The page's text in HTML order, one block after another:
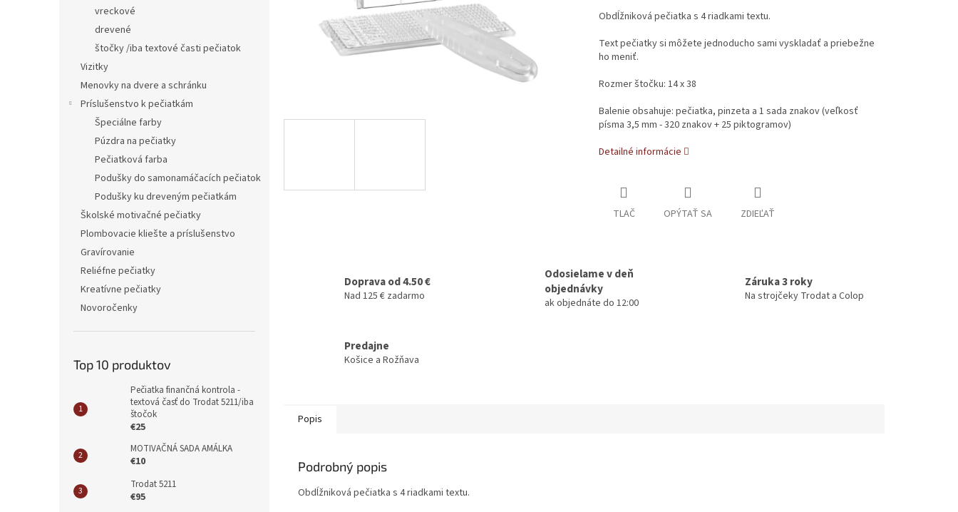
vreckové
drevené
štočky /iba textové časti pečiatok
Vizitky
Menovky na dvere a schránku
Príslušenstvo k pečiatkám
Špeciálne farby
Púzdra na pečiatky
Pečiatková farba
Podušky do samonamáčacích pečiatok
Podušky ku dreveným pečiatkám
Školské motivačné pečiatky
Plombovacie kliešte a príslušenstvo
Gravírovanie
Reliéfne pečiatky
Kreatívne pečiatky
Novoročenky
Top 10 produktov
Pečiatka finančná kontrola -
textová časť do Trodat 5211/iba
štočok
€25
MOTIVAČNÁ SADA AMÁLKA
€10
Trodat 5211
€95
Obdĺžniková pečiatka s 4 riadkami textu.
Text pečiatky si môžete jednoducho sami vyskladať a priebežne
ho meniť.
Rozmer štočku: 14 x 38
Balenie obsahuje: pečiatka, pinzeta a 1 sada znakov (veľkosť
písma 3,5 mm - 320 znakov + 25 piktogramov)
Detailné informácie
TLAČ OPÝTAŤ SA ZDIEĽAŤ
Doprava od 4.50 €
Nad 125 € zadarmo
Odosielame v deň
objednávky
ak objednáte do 12:00
Záruka 3 roky
Na strojčeky Trodat a Colop
Predajne
Košice a Rožňava
Popis
Podrobný popis
Obdĺžniková pečiatka s 4 riadkami textu.